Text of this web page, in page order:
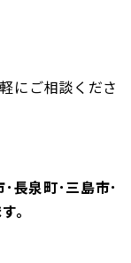
にご相談くださ
長泉町･三島市･
。